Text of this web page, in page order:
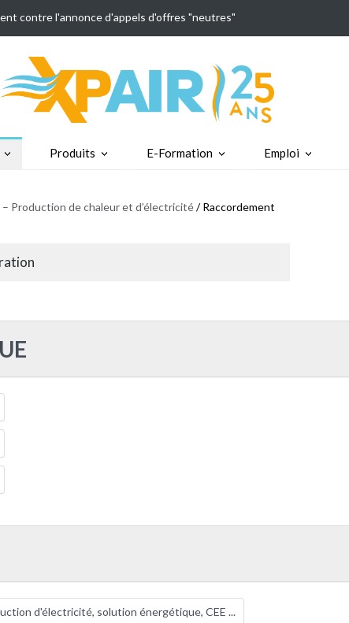
contre l'annonce d'appels d'offres "neutres"
Produits E-Formation Emploi
Production de chaleur et d’électricité/ Raccordement
d'électricité, solution énergétique, CEE ...